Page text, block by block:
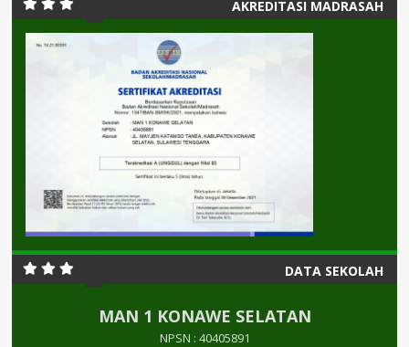
AKREDITASI MADRASAH
DATA SEKOLAH
MAN 1 KONAWE SELATAN
NPSN : 40405891